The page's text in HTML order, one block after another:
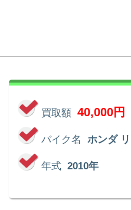
買取額 40,000円
バイク名 ホンダ
年式 2010年